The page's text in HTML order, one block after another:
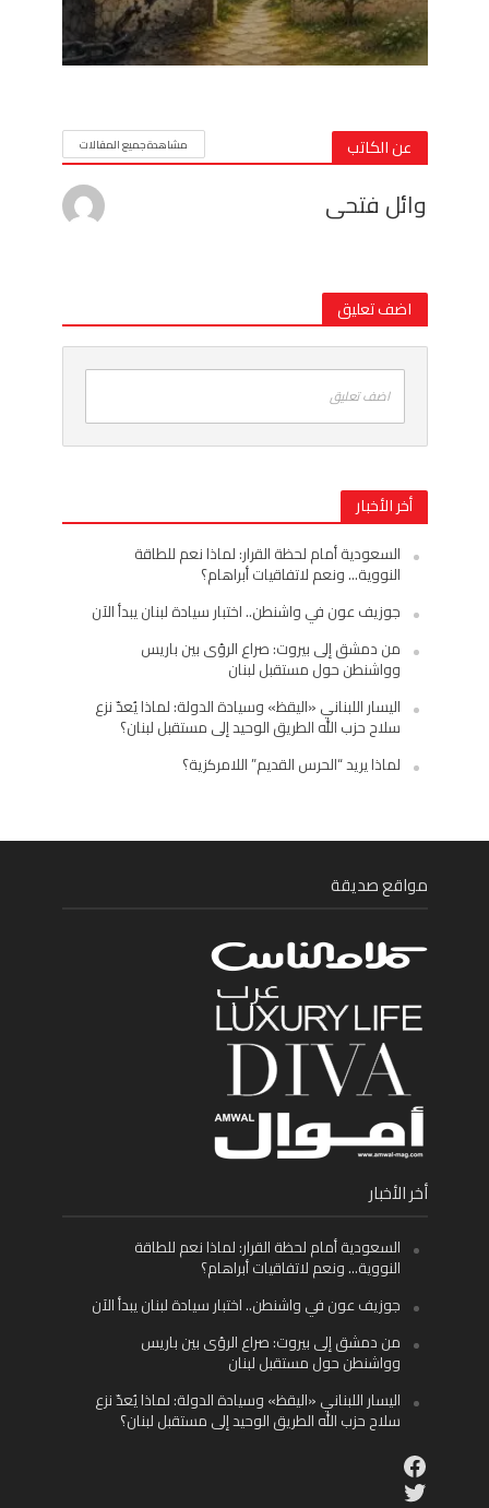
عن الكاتب مشاهدة جميع المقالات
وائل فتحى
اضف تعليق
اضف تعليق
أخر الأخبار
السعودية أمام لحظة القرار: لماذا نعم للطاقة
النووية… ونعم لاتفاقيات أبراهام؟
جوزيف عون في واشنطن.. اختبار سيادة لبنان يبدأ الآن
من دمشق إلى بيروت: صراع الرؤى بين باريس
وواشنطن حول مستقبل لبنان
اليسار اللبناني «اليقظ» وسيادة الدولة: لماذا يُعدّ نزع
سلاح حزب الله الطريق الوحيد إلى مستقبل لبنان؟
لماذا يريد “الحرس القديم” اللامركزية؟
مواقع صديقة
أخر الأخبار
السعودية أمام لحظة القرار: لماذا نعم للطاقة
النووية… ونعم لاتفاقيات أبراهام؟
جوزيف عون في واشنطن.. اختبار سيادة لبنان يبدأ الآن
من دمشق إلى بيروت: صراع الرؤى بين باريس
وواشنطن حول مستقبل لبنان
اليسار اللبناني «اليقظ» وسيادة الدولة: لماذا يُعدّ نزع
سلاح حزب الله الطريق الوحيد إلى مستقبل لبنان؟
Facebook
Twitter